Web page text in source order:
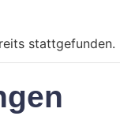
stattgefunden.